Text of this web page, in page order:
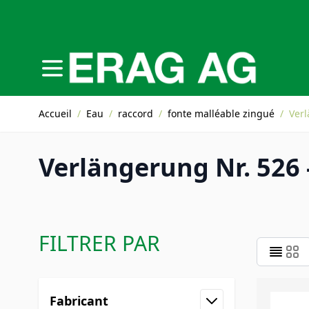
Accueil / Eau / raccord / fonte malléable zingué /
Verlängerung Nr. 526
FILTRER PAR
Fabricant